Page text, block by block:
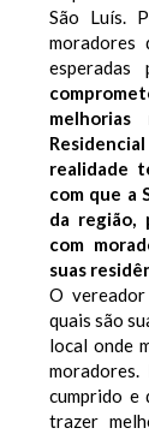
São Luís.
realidade
com que a
da região,
com
suas
O
quais são
local onde
cumprido e
trazer